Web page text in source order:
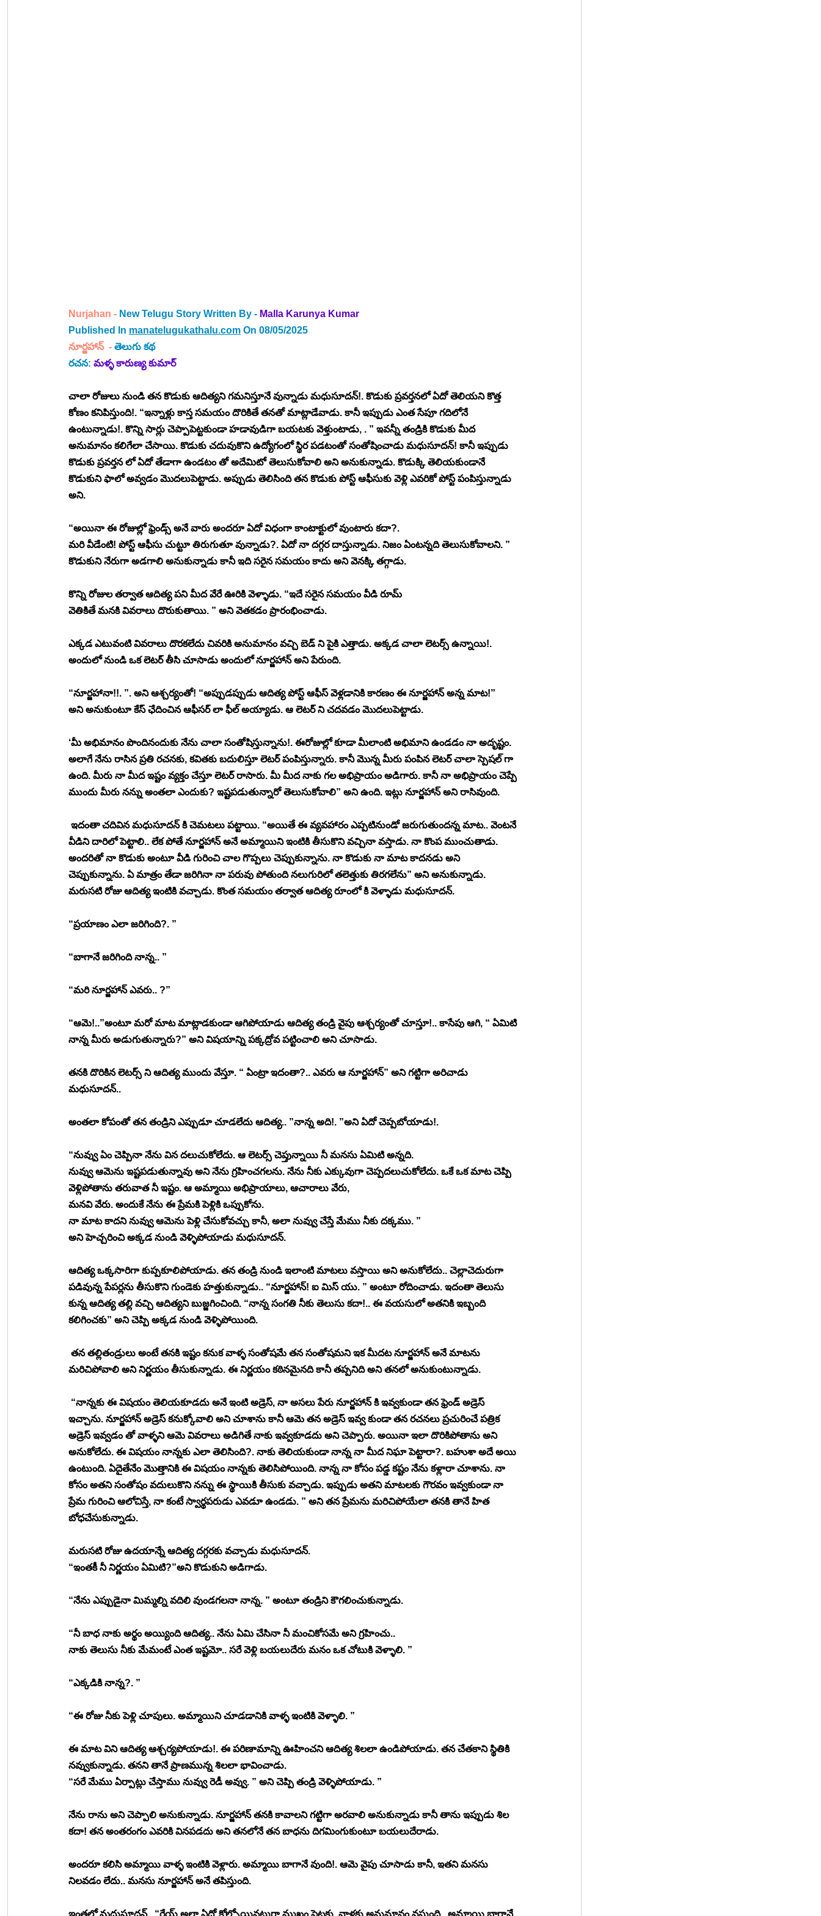
Nurjahan - New Telugu Story Written By - Malla Karunya Kumar
Published In manatelugukathalu.com On 08/05/2025
నూర్జహాన్ - తెలుగు కథ
రచన: మళ్ళ కారుణ్య కుమార్
చాలా రోజులు నుండి తన కొడుకు ఆదిత్యని గమనిస్తూనే వున్నాడు మధుసూదన్!. కొడుకు ప్రవర్తనలో ఏదో తెలియని కొత్త
కోణం కనిపిస్తుంది!. “ఇన్నాళ్లు కాస్త సమయం దొరికితే తనతో మాట్లాడేవాడు. కానీ ఇప్పుడు ఎంత సేపూ గదిలోనే
ఉంటున్నాడు!. కొన్ని సార్లు చెప్పాపెట్టకుండా హడావుడిగా బయటకు వెళ్తుంటాడు, . ” ఇవన్నీ తండ్రికి కొడుకు మీద
అనుమానం కలిగేలా చేసాయి. కొడుకు చదువుకొని ఉద్యోగంలో స్థిర పడటంతో సంతోషించాడు మధుసూదన్! కానీ ఇప్పుడు
కొడుకు ప్రవర్తన లో ఏదో తేడాగా ఉండటం తో అదేమిటో తెలుసుకోవాలి అని అనుకున్నాడు. కొడుక్కి తెలియకుండానే
కొడుకుని ఫాలో అవ్వడం మొదలుపెట్టాడు. అప్పుడు తెలిసింది తన కొడుకు పోస్ట్ ఆఫీసుకు వెళ్లి ఎవరికో పోస్ట్ పంపిస్తున్నాడు
అని.
“అయినా ఈ రోజుల్లో ఫ్రెండ్స్ అనే వారు అందరూ ఏదో విధంగా కాంటాక్టులో వుంటారు కదా?.
మరి వీడేంటి! పోస్ట్ ఆఫీసు చుట్టూ తిరుగుతూ వున్నాడు?. ఏదో నా దగ్గర దాస్తున్నాడు. నిజం ఏంటన్నది తెలుసుకోవాలని. ”
కొడుకుని నేరుగా అడగాలి అనుకున్నాడు కానీ ఇది సరైన సమయం కాదు అని వెనక్కి తగ్గాడు.
కొన్ని రోజుల తర్వాత ఆదిత్య పని మీద వేరే ఊరికి వెళ్ళాడు. “ఇదే సరైన సమయం వీడి రూమ్
వెతికితే మనకి వివరాలు దొరుకుతాయి. ” అని వెతకడం ప్రారంభించాడు.
ఎక్కడ ఎటువంటి వివరాలు దొరకలేదు చివరికి అనుమానం వచ్చి బెడ్ ని పైకి ఎత్తాడు. అక్కడ చాలా లెటర్స్ ఉన్నాయి!.
అందులో నుండి ఒక లెటర్ తీసి చూసాడు అందులో నూర్జహాన్ అని పేరుంది.
“నూర్జహానా!!. ”. అని ఆశ్చర్యంతో! “అప్పుడప్పుడు ఆదిత్య పోస్ట్ ఆఫీస్ వెళ్లడానికి కారణం ఈ నూర్జహాన్ అన్న మాట!”
అని అనుకుంటూ కేస్ ఛేదించిన ఆఫీసర్ లా ఫీల్ అయ్యాడు. ఆ లెటర్ ని చదవడం మొదలుపెట్టాడు.
‘మీ అభిమానం పొందినందుకు నేను చాలా సంతోషిస్తున్నాను!. ఈరోజుల్లో కూడా మీలాంటి అభిమాని ఉండడం నా అదృష్టం.
అలాగే నేను రాసిన ప్రతి రచనకు, కవితకు బదులిస్తూ లెటర్ పంపిస్తున్నారు. కానీ మొన్న మీరు పంపిన లెటర్ చాలా స్పెషల్ గా
ఉంది. మీరు నా మీద ఇష్టం వ్యక్తం చేస్తూ లెటర్ రాసారు. మీ మీద నాకు గల అభిప్రాయం అడిగారు. కానీ నా అభిప్రాయం చెప్పే
ముందు మీరు నన్ను అంతలా ఎందుకు? ఇష్టపడుతున్నారో తెలుసుకోవాలి” అని ఉంది. ఇట్లు నూర్జహాన్ అని రాసివుంది.
ఇదంతా చదివిన మధుసూదన్ కి చెమటలు పట్టాయి. “అయితే ఈ వ్యవహారం ఎప్పటినుండో జరుగుతుందన్న మాట.. వెంటనే
వీడిని దారిలో పెట్టాలి.. లేక పోతే నూర్జహాన్ అనే అమ్మాయిని ఇంటికి తీసుకొని వచ్చినా వస్తాడు. నా కొంప ముంచుతాడు.
అందరితో నా కొడుకు అంటూ వీడి గురించి చాల గొప్పలు చెప్పుకున్నాను. నా కొడుకు నా మాట కాదనడు అని
చెప్పుకున్నాను. ఏ మాత్రం తేడా జరిగినా నా పరువు పోతుంది నలుగురిలో తలెత్తుకు తిరగలేను” అని అనుకున్నాడు.
మరుసటి రోజు ఆదిత్య ఇంటికి వచ్చాడు. కొంత సమయం తర్వాత ఆదిత్య రూంలో కి వెళ్ళాడు మధుసూదన్.
“ప్రయాణం ఎలా జరిగింది?. ”
“బాగానే జరిగింది నాన్న.. ”
“మరి నూర్జహాన్ ఎవరు.. ?”
“ఆమె!..”అంటూ మరో మాట మాట్లాడకుండా ఆగిపోయాడు ఆదిత్య తండ్రి వైపు ఆశ్చర్యంతో చూస్తూ!.. కాసేపు ఆగి, “ ఏమిటి
నాన్న మీరు అడుగుతున్నారు?” అని విషయాన్ని పక్కద్రోవ పట్టించాలి అని చూసాడు.
తనకి దొరికిన లెటర్స్ ని ఆదిత్య ముందు వేస్తూ. “ ఏంట్రా ఇదంతా?.. ఎవరు ఆ నూర్జహాన్” అని గట్టిగా అరిచాడు
మధుసూదన్..
అంతలా కోపంతో తన తండ్రిని ఎప్పుడూ చూడలేదు ఆదిత్య.. ”నాన్న అది!. ”అని ఏదో చెప్పబోయాడు!.
“నువ్వు ఏం చెప్పినా నేను విన దలుచుకోలేదు. ఆ లెటర్స్ చెప్తున్నాయి నీ మనసు ఏమిటి అన్నది.
నువ్వు ఆమెను ఇష్టపడుతున్నావు అని నేను గ్రహించగలను. నేను నీకు ఎక్కువుగా చెప్పదలుచుకోలేదు. ఒకే ఒక మాట చెప్పి
వెళ్లిపోతాను తరువాత నీ ఇష్టం. ఆ అమ్మాయి అభిప్రాయాలు, ఆచారాలు వేరు,
మనవి వేరు. అందుకే నేను ఈ ప్రేమకి పెళ్లికి ఒప్పుకోను.
నా మాట కాదని నువ్వు ఆమెను పెళ్లి చేసుకోవచ్చు కానీ, అలా నువ్వు చేస్తే మేము నీకు దక్కము. ”
అని హెచ్చరించి అక్కడ నుండి వెళ్ళిపోయాడు మధుసూదన్.
ఆదిత్య ఒక్కసారిగా కుప్పకూలిపోయాడు. తన తండ్రి నుండి ఇలాంటి మాటలు వస్తాయి అని అనుకోలేదు.. చెల్లాచెదురుగా
పడివున్న పేపర్లను తీసుకొని గుండెకు హత్తుకున్నాడు.. “నూర్జహాన్! ఐ మిస్ యు. ” అంటూ రోదించాడు. ఇదంతా తెలుసు
కున్న ఆదిత్య తల్లి వచ్చి ఆదిత్యని బుజ్జగించింది. “నాన్న సంగతి నీకు తెలుసు కదా!.. ఈ వయసులో అతనికి ఇబ్బంది
కలిగించకు” అని చెప్పి అక్కడ నుండి వెళ్ళిపోయింది.
తన తల్లితండ్రులు అంటే తనకి ఇష్టం కనుక వాళ్ళ సంతోషమే తన సంతోషమని ఇక మీదట నూర్జహాన్ అనే మాటను
మరిచిపోవాలి అని నిర్ణయం తీసుకున్నాడు. ఈ నిర్ణయం కఠినమైనది కానీ తప్పనిది అని తనలో అనుకుంటున్నాడు.
“నాన్నకు ఈ విషయం తెలియకూడదు అనే ఇంటి అడ్రెస్, నా అసలు పేరు నూర్జహాన్ కి ఇవ్వకుండా తన ఫ్రెండ్ అడ్రెస్
ఇచ్చాను. నూర్జహాన్ అడ్రెస్ కనుక్కోవాలి అని చూశాను కానీ ఆమె తన అడ్రెస్ ఇవ్వ కుండా తన రచనలు ప్రచురించే పత్రిక
అడ్రెస్ ఇవ్వడం తో వాళ్ళని ఆమె వివరాలు అడిగితే నాకు ఇవ్వకూడదు అని చెప్పారు. అయినా ఇలా దొరికిపోతాను అని
అనుకోలేదు. ఈ విషయం నాన్నకు ఎలా తెలిసింది?. నాకు తెలియకుండా నాన్న నా మీద నిఘా పెట్టారా?. బహుశా అదే అయి
ఉంటుంది. ఏదైతేనేం మొత్తానికి ఈ విషయం నాన్నకు తెలిసిపోయింది. నాన్న నా కోసం పడ్డ కష్టం నేను కళ్లారా చూశాను. నా
కోసం అతని సంతోషం వదులుకొని నన్ను ఈ స్థాయికి తీసుకు వచ్చాడు. ఇప్పుడు అతని మాటలకు గౌరవం ఇవ్వకుండా నా
ప్రేమ గురించి ఆలోచిస్తే, నా కంటే స్వార్థపరుడు ఎవడూ ఉండడు. ” అని తన ప్రేమను మరిచిపోయేలా తనకి తానే హిత
బోధచేసుకున్నాడు.
మరుసటి రోజు ఉదయాన్నే ఆదిత్య దగ్గరకు వచ్చాడు మధుసూదన్.
“ఇంతకీ నీ నిర్ణయం ఏమిటి?”అని కొడుకుని అడిగాడు.
“నేను ఎప్పుడైనా మిమ్మల్ని వదిలి వుండగలనా నాన్న. ” అంటూ తండ్రిని కౌగలించుకున్నాడు.
“నీ బాధ నాకు అర్థం అయ్యింది ఆదిత్య.. నేను ఏమి చేసినా నీ మంచికోసమే అని గ్రహించు..
నాకు తెలుసు నీకు మేమంటే ఎంత ఇష్టమో.. సరే వెళ్లి బయలుదేరు మనం ఒక చోటుకి వెళ్ళాలి. ”
“ఎక్కడికి నాన్న?. ”
“ఈ రోజు నీకు పెళ్లి చూపులు. అమ్మాయిని చూడడానికి వాళ్ళ ఇంటికి వెళ్ళాలి. ”
ఈ మాట విని ఆదిత్య ఆశ్చర్యపోయాడు!. ఈ పరిణామాన్ని ఊహించని ఆదిత్య శిలలా ఉండిపోయాడు. తన చేతకాని స్థితికి
నవ్వుకున్నాడు. తనని తానే ప్రాణమున్న శిలలా భావించాడు.
“సరే మేము ఏర్పాట్లు చేస్తాము నువ్వు రెడీ అవ్వు. ” అని చెప్పి తండ్రి వెళ్ళిపోయాడు. ”
నేను రాను అని చెప్పాలి అనుకున్నాడు. నూర్జహాన్ తనకి కావాలని గట్టిగా అరవాలి అనుకున్నాడు కానీ తాను ఇప్పుడు శిల
కదా! తన అంతరంగం ఎవరికి వినపడదు అని తనలోనే తన బాధను దిగమింగుకుంటూ బయలుదేరాడు.
అందరూ కలిసి అమ్మాయి వాళ్ళ ఇంటికి వెళ్లారు. అమ్మాయి బాగానే వుంది!. ఆమె వైపు చూసాడు కానీ, ఇతని మనసు
నిలవడం లేదు.. మనసు నూర్జహాన్ అనే తపిస్తుంది.